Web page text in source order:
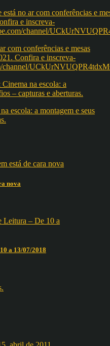
com conferências e mesas
Confira e inscreva-
channel/
escola: a montagem e seus
nova
a 13/07/2018